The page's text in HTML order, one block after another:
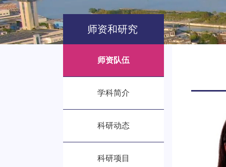
师资和研究
师资队伍
学科简介
科研动态
科研项目